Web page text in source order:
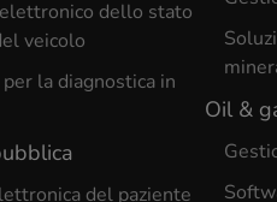
dello stato
veicolo
la diagnostica in
del paziente
Oil &